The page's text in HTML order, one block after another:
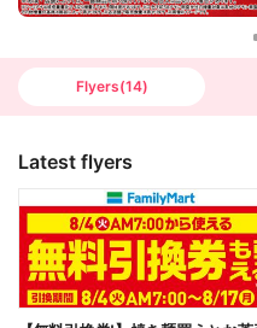
Flyers(14)
Latest flyers